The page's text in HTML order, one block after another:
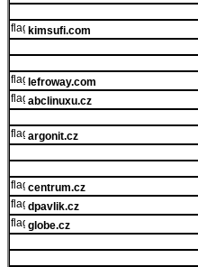
kimsufi.com
lefroway.com
abclinuxu.cz
argonit.cz
centrum.cz
dpavlik.cz
globe.cz